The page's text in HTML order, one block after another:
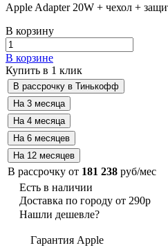
Apple Adapter 20W + чехол +
В корзину
В корзине
Купить в 1 клик
В рассрочку от 181 238 руб/мес
Есть в наличии
Доставка по городу от 290р
Нашли дешевле?
Гарантия Apple